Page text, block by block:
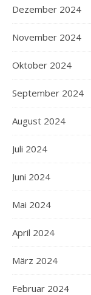
Dezember 2024
November 2024
Oktober 2024
September 2024
August 2024
Juli 2024
Juni 2024
Mai 2024
April 2024
März 2024
Februar 2024